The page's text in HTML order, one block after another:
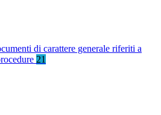
di carattere generale riferiti a
21